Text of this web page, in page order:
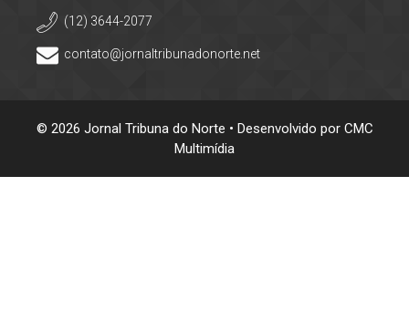
(12) 3644-2077
contato@jornaltribunadonorte.net
© 2026 Jornal Tribuna do Norte • Desenvolvido por CMC
Multimídia